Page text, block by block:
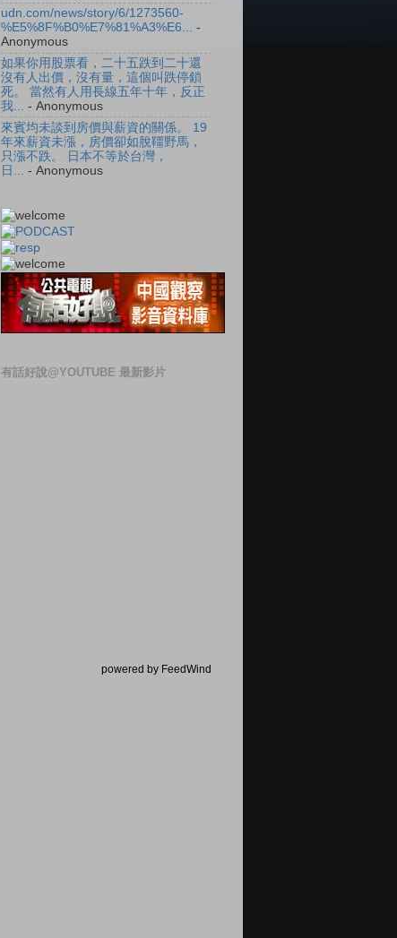
udn.com/news/story/6/1273560-
%E5%8F%B0%E7%81%A3%E6... -
Anonymous
如果你用股票看，二十五跌到二十還
沒有人出價，沒有量，這個叫跌停鎖
死。 當然有人用長線五年十年，反正
我...
- Anonymous
來賓均未談到房價與薪資的關係。 19
年來薪資未漲，房價卻如脫韁野馬，
只漲不跌。 日本不等於台灣，
日...
- Anonymous
有話好說@YOUTUBE 最新影片
powered by FeedWind